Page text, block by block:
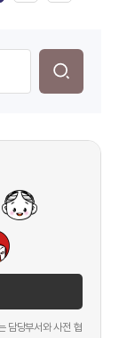
담당부서와 사전 협